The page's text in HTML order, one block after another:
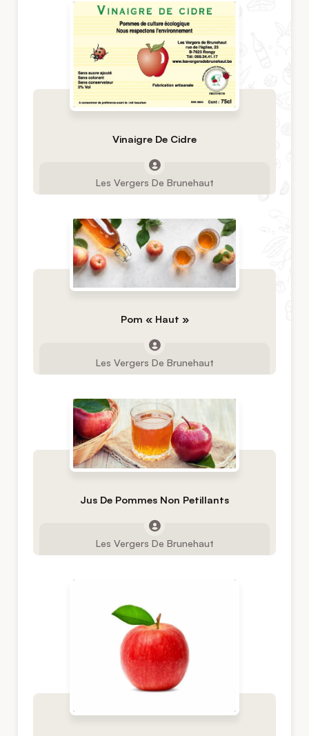
Vinaigre De Cidre
Les Vergers De Brunehaut
Pom « Haut »
Les Vergers De Brunehaut
Jus De Pommes Non Petillants
Les Vergers De Brunehaut